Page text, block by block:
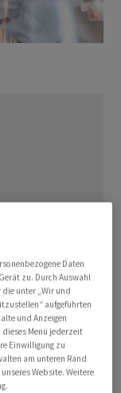
for Supply
1,7 Punkte
Daten
zu. Durch Auswahl
unter „Wir und
aufgeführten
und Anzeigen
dieses Menü jederzeit
Einwilligung zu
am unteren Rand
Website. Weitere